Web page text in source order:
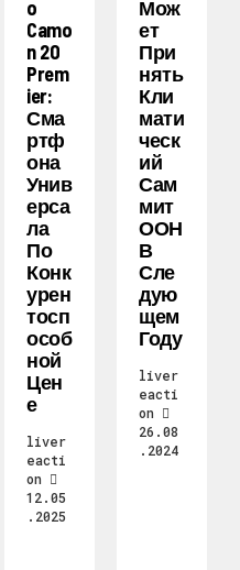
O
Camo
N 20
Prem
Ier:
Сма
Ртф
Она
Унив
Ерса
Ла
По
Конк
Урен
Тосп
Особ
Ной
Цен
Е
liver
eacti
on
12.05
.2025
Мож
Ет
При
Нять
Кли
Мати
Ческ
Ий
Сам
Мит
ООН
В
Сле
Дую
Щем
Году
liver
eacti
on
26.08
.2024